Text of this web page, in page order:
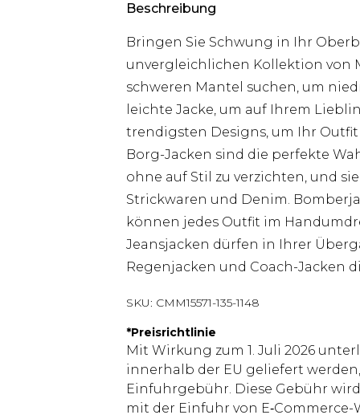
Beschreibung
Bringen Sie Schwung in Ihr
unvergleichlichen Kollektion von
schweren Mantel suchen, um
leichte Jacke, um auf Ihrem
trendigsten Designs, um Ihr
Borg-Jacken sind die perfekte
ohne auf Stil zu verzichten, und
Strickwaren und Denim.
können jedes Outfit im
Jeansjacken dürfen in Ihrer
Regenjacken und Coach-Jacken
SKU: CMM15571-135-1148
*Preisrichtlinie
Mit Wirkung zum 1. Juli 2026
innerhalb der EU geliefert
Einfuhrgebühr. Diese Gebühr
mit der Einfuhr von